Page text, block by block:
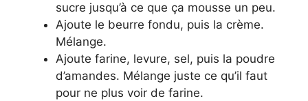
sucre jusqu’à ce que ça mousse un peu.
Ajoute le beurre fondu, puis la crème.
Mélange.
Ajoute farine, levure, sel, puis la poudre
d’amandes. Mélange juste ce qu’il faut
pour ne plus voir de farine.